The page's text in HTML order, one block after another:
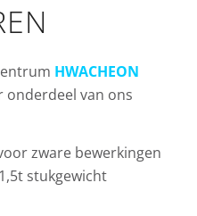
HWACHEON
onderdeel van ons
zware bewerkingen
stukgewicht